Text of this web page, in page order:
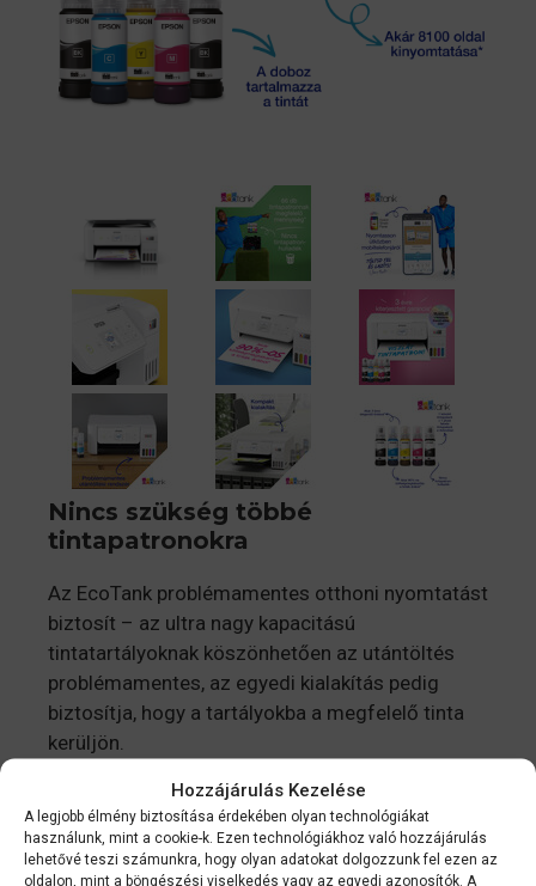
Hozzájárulás Kezelése
A legjobb élmény biztosítása érdekében olyan technológiákat
használunk, mint a cookie-k. Ezen technológiákhoz való hozzájárulás
lehetővé teszi számunkra, hogy olyan adatokat dolgozzunk fel ezen az
oldalon, mint a böngészési viselkedés vagy az egyedi azonosítók. A
Nincs szükség többé
tintapatronokra
Az EcoTank problémamentes otthoni nyomtatást
biztosít – az ultra nagy kapacitású
tintatartályoknak köszönhetően az utántöltés
problémamentes, az egyedi kialakítás pedig
biztosítja, hogy a tartályokba a megfelelő tinta
kerüljön.
Csak gazdaságosan
Ezzel a gazdaságos nyomtatóval a nyomtatási